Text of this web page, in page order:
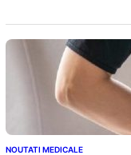
NOUTATI MEDICALE